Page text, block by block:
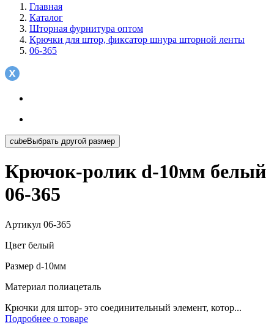
Главная
Каталог
Шторная фурнитура оптом
Крючки для штор, фиксатор шнура шторной ленты
06-365
cubeВыбрать другой размер
Крючок-ролик d-10мм белый
06-365
Артикул 06-365
Цвет белый
Размер d-10мм
Материал полиацеталь
Крючки для штор- это соединительный элемент, котор...
Подробнее о товаре